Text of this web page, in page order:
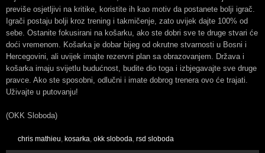
previše osjetljivi na kritike, koristite ih kao motiv da postanete bolji igrač.
Igrači postaju bolji kroz trening i takmičenje, zato uvijek dajte 100% od
sebe. Ostanite fokusirani na košarku, ako ste dobri sve te druge stvari će
doći vremenom. Košarka je dobar bijeg od okrutne stvarnosti u Bosni i
Hercegovini, ali uvijek imajte rezervni plan sa obrazovanjem. Država i
košarka imaju svijetlu budućnost, budite dio toga i izbjegavajte sve druge
pravce. Ako ste sposobni, odlučni i imate dobrog trenera ovo će trajati.
Uživajte u putovanju!
(OKK Sloboda)
chris mathieu, kosarka, okk sloboda, rsd sloboda